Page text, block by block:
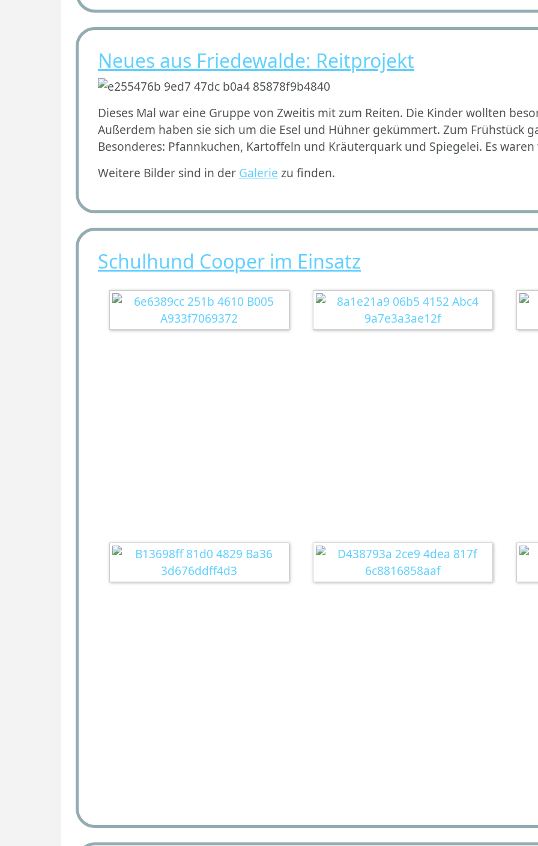
Neues aus Friedewalde: Reitprojekt
Dieses Mal war eine Gruppe von Zweitis mit zum Reiten. Die Kinder wollten
Außerdem haben sie sich um die Esel und Hühner gekümmert. Zum Frühstück
Besonderes: Pfannkuchen, Kartoffeln und Kräuterquark und Spiegelei. Es
Weitere Bilder sind in der Galerie zu finden.
Schulhund Cooper im Einsatz